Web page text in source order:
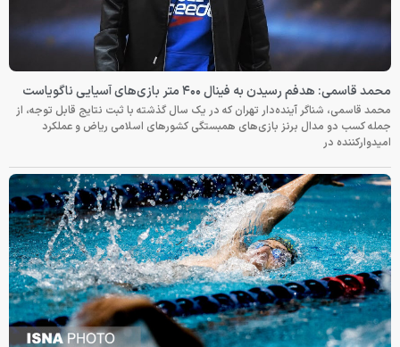
محمد قاسمی: هدفم رسیدن به فینال ۴۰۰ متر بازی‌های آسیایی ناگویاست
محمد قاسمی، شناگر آینده‌دار تهران که در یک سال گذشته با ثبت نتایج قابل توجه، از
جمله کسب دو مدال برنز بازی‌های همبستگی کشورهای اسلامی ریاض و عملکرد
امیدوارکننده در